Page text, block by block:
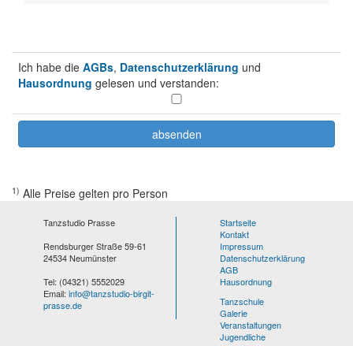
Ich habe die AGBs, Datenschutzerklärung und
Hausordnung gelesen und verstanden:
1) Alle Preise gelten pro Person
Tanzstudio Prasse
Rendsburger Straße 59-61
24534 Neumünster
Tel: (04321) 5552029
Email: info@tanzstudio-birgit-
prasse.de
Startseite
Kontakt
Impressum
Datenschutzerklärung
AGB
Hausordnung
Tanzschule
Galerie
Veranstaltungen
Jugendliche